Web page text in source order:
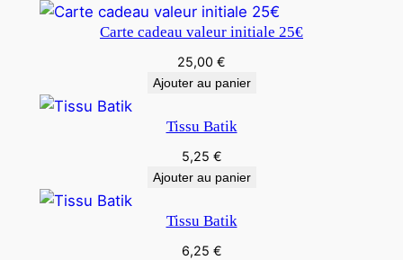
Carte cadeau valeur initiale 25€
25,00 €
Ajouter au panier
Tissu Batik
5,25 €
Ajouter au panier
Tissu Batik
6,25 €